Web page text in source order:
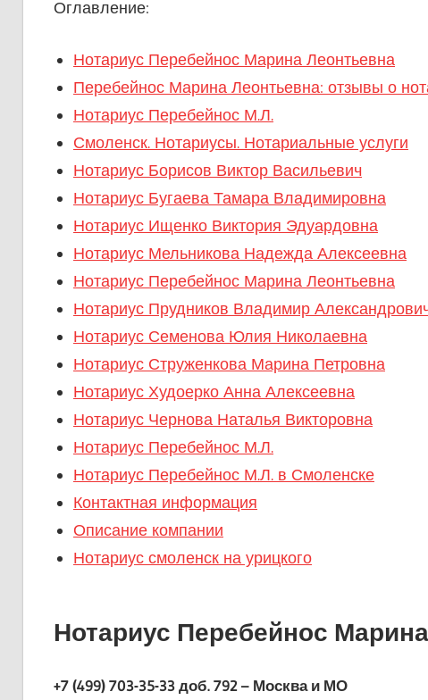
Оглавление:
Нотариус Перебейнос Марина Леонтьевна
Перебейнос Марина Леонтьевна: отзывы о
Нотариус Перебейнос М.Л.
Смоленск. Нотариусы. Нотариальные услуги
Нотариус Борисов Виктор Васильевич
Нотариус Бугаева Тамара Владимировна
Нотариус Ищенко Виктория Эдуардовна
Нотариус Мельникова Надежда Алексеевна
Нотариус Перебейнос Марина Леонтьевна
Нотариус Прудников Владимир
Нотариус Семенова Юлия Николаевна
Нотариус Струженкова Марина Петровна
Нотариус Худоерко Анна Алексеевна
Нотариус Чернова Наталья Викторовна
Нотариус Перебейнос М.Л.
Нотариус Перебейнос М.Л. в Смоленске
Контактная информация
Описание компании
Нотариус смоленск на урицкого
Нотариус Перебейнос
+7 (499) 703-35-33 доб. 792 – Москва и МО